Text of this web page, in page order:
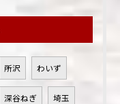
所沢 わいず
深谷ねぎ 埼玉